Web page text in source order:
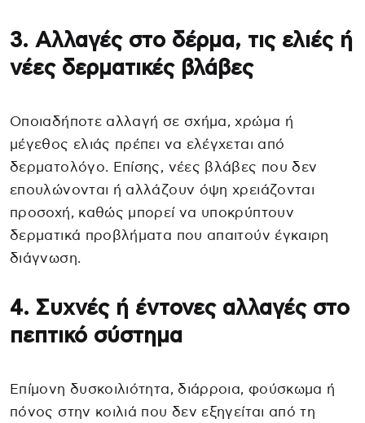
3. Αλλαγές στο δέρμα, τις ελιές ή
νέες δερματικές βλάβες
Οποιαδήποτε αλλαγή σε σχήμα, χρώμα ή
μέγεθος ελιάς πρέπει να ελέγχεται από
δερματολόγο. Επίσης, νέες βλάβες που δεν
επουλώνονται ή αλλάζουν όψη χρειάζονται
προσοχή, καθώς μπορεί να υποκρύπτουν
δερματικά προβλήματα που απαιτούν έγκαιρη
διάγνωση.
4. Συχνές ή έντονες αλλαγές στο
πεπτικό σύστημα
Επίμονη δυσκοιλιότητα, διάρροια, φούσκωμα ή
πόνος στην κοιλιά που δεν εξηγείται από τη